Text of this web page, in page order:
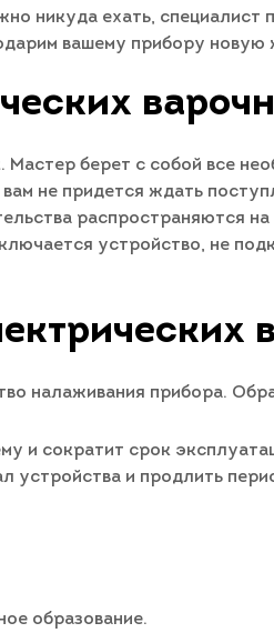
никуда ехать,
вашему прибору новую
берет с собой все
не придется ждать
распространяются
устройство, не
налаживания прибора.
и сократит срок
устройства и продлить
образование.